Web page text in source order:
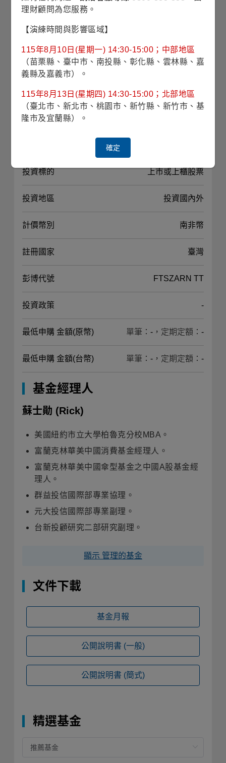
基金規模
波動風險 16.08% (理柏三年期原幣別)
對應指數
最高手續費
投資標的 上市或上櫃股票
投資地區 投資國內外
計價幣別 南非幣
註冊國家 臺灣
彭博代號 FTSZARN TT
投資政策 -
最低申購 金額(原幣) 單筆：-，定期定額：-
最低申購 金額(台幣) 單筆：-，定期定額：-
基金經理人
蘇士勛 (Rick)
美國紐約市立大學柏魯克分校MBA。
富蘭克林華美中國消費基金經理人。
富蘭克林華美中國傘型基金之中國A股基金經
理人。
群益投信國際部專業協理。
元大投信國際部專業副理。
台新投顧研究二部研究副理。
顯示 管理的基金
文件下載
基金月報
公開說明書 (一般)
公開說明書 (簡式)
精選基金
理財顧問為您服務。
【演練時間與影響區域】
115年8月10日(星期一) 14:30-15:00；中部地區
（苗栗縣、臺中市、南投縣、彰化縣、雲林縣、嘉
義縣及嘉義市）。
115年8月13日(星期四) 14:30-15:00；北部地區
（臺北市、新北市、桃園市、新竹縣、新竹市、基
隆市及宜蘭縣）。
確定